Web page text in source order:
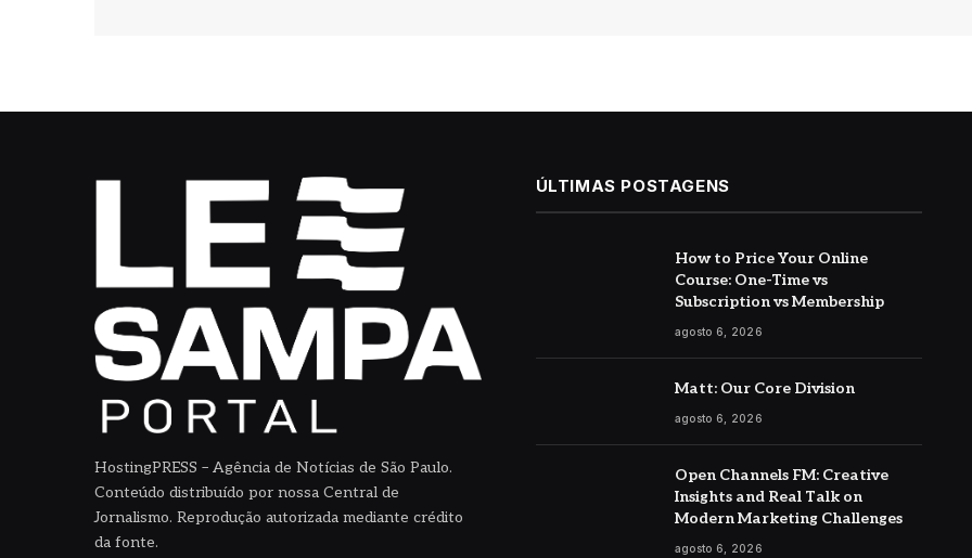
HostingPRESS – Agência de Notícias de São Paulo.
Conteúdo distribuído por nossa Central de
Jornalismo. Reprodução autorizada mediante crédito
da fonte.
ÚLTIMAS POSTAGENS
How to Price Your Online
Course: One-Time vs
Subscription vs Membership
agosto 6, 2026
Matt: Our Core Division
agosto 6, 2026
Open Channels FM: Creative
Insights and Real Talk on
Modern Marketing Challenges
agosto 6, 2026